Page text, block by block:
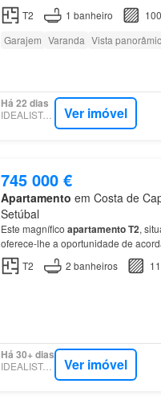
T2
1 banheiro
Garajem Varanda Vista
Há 22 dias
IDEALISTA.PT Ver imóvel
745 000 €
Apartamento em Costa de
Setúbal
Este magnífico apartamentoT2,
oferece-lhe a oportunidade de
daCosta daCaparica , próximo de
T2 2 banheiros
Há 30+ dias
IDEALISTA.PT Ver imóvel